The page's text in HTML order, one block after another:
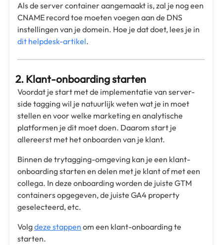
Als de server container aangemaakt is, zal je nog een
CNAME record toe moeten voegen aan de DNS
instellingen van je domein. Hoe je dat doet, lees je in
dit helpdesk-artikel.
2. Klant-onboarding starten
Voordat je start met de implementatie van server-
side tagging wil je natuurlijk weten wat je in moet
stellen en voor welke marketing en analytische
platformen je dit moet doen. Daarom start je
allereerst met het onboarden van je klant.
Binnen de trytagging-omgeving kan je een klant-
onboarding starten en delen met je klant of met een
collega. In deze onboarding worden de juiste GTM
containers opgegeven, de juiste GA4 property
geselecteerd, etc.
Volgdeze stappen om een klant-onboarding te
starten.